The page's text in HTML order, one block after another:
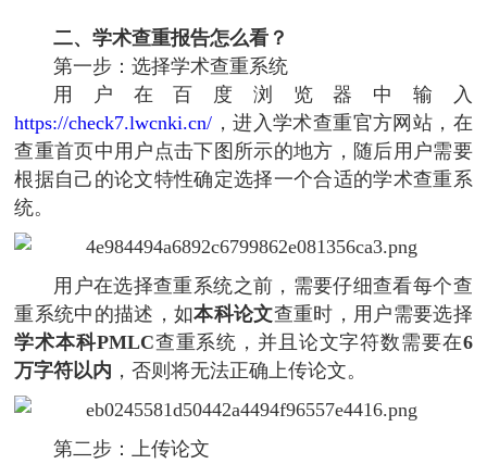
二、学术查重报告怎么看？
第一步：选择学术查重系统
用户在百度浏览器中输入
https://check7.lwcnki.cn/ ，进入学术查重官方网站，在
查重首页中用户点击下图所示的地方，随后用户需要
根据自己的论文特性确定选择一个合适的学术查重系
统。
用户在选择查重系统之前，需要仔细查看每个查
重系统中的描述，如本科论文查重时，用户需要选择
学术本科PMLC查重系统，并且论文字符数需要在6
万字符以内 ，否则将无法正确上传论文。
第二步：上传论文